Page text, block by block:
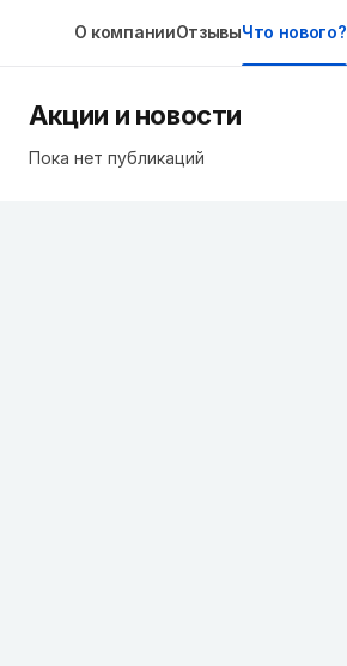
О компанииОтзывыЧто нового?
Акции и новости
Пока нет публикаций